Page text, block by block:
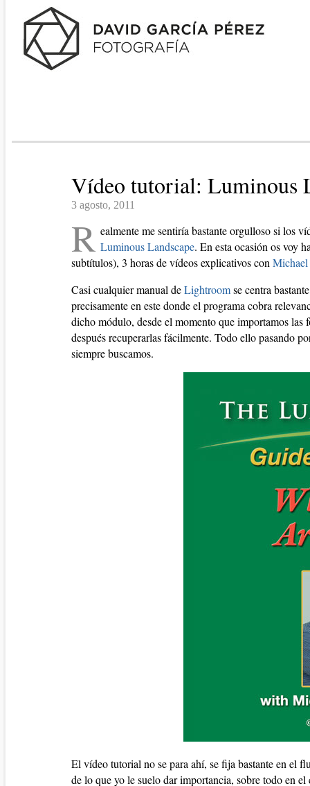
Vídeo tutorial: Luminous
3 agosto, 2011
R ealmente me sentiría bastante orgulloso si los
Luminous Landscape. En esta ocasión os voy
subtítulos), 3 horas de vídeos explicativos con
Casi cualquier manual deLightroomse centra
precisamente en este donde el programa cobra
dicho módulo, desde el momento que importamos las
después recuperarlas fácilmente. Todo ello pasando
siempre buscamos.
El vídeo tutorial no se para ahí, se fija bastante en el
de lo que yo le suelo dar importancia, sobre todo en